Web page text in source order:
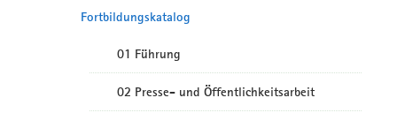
Fortbildungskatalog
01 Führung
02 Presse- und Öffentlichkeitsarbeit